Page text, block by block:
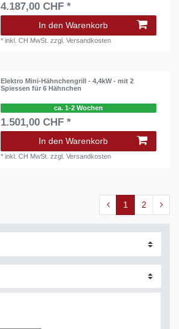
4.187,00 CHF *
In den Warenkorb
*inkl. CH MwSt. zzgl.Versandkosten
Elektro Mini-Hähnchengrill - 4,4kW - mit 2
Spiessen für 6 Hähnchen
ca. 1-2 Wochen
1.501,00 CHF *
In den Warenkorb
*inkl. CH MwSt. zzgl.Versandkosten
1 2